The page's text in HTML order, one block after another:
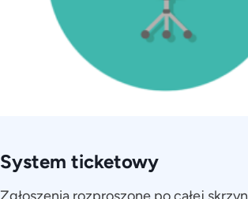
System ticketowy